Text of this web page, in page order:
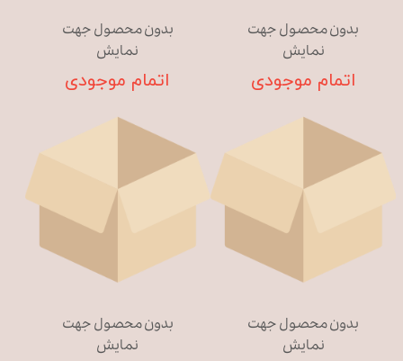
بدون محصول جهت
نمایش
اتمام موجودی
بدون محصول جهت
نمایش
اتمام موجودی
بدون محصول جهت
نمایش
بدون محصول جهت
نمایش